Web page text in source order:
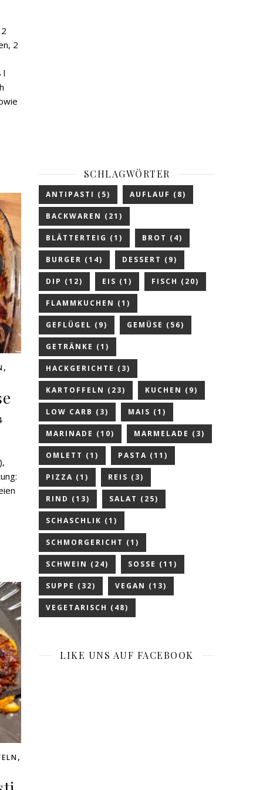
2
l
,
,
SCHLAGWÖRTER
ANTIPASTI (5) AUFLAUF (8)
BACKWAREN (21)
BLÄTTERTEIG (1) BROT (4)
BURGER (14) DESSERT (9)
DIP (12) EIS (1) FISCH (20)
FLAMMKUCHEN (1)
GEFLÜGEL (9) GEMÜSE (56)
GETRÄNKE (1)
HACKGERICHTE (3)
KARTOFFELN (23) KUCHEN (9)
LOW CARB (3) MAIS (1)
MARINADE (10) MARMELADE (3)
OMLETT (1) PASTA (11)
PIZZA (1) REIS (3)
RIND (13) SALAT (25)
SCHASCHLIK (1)
SCHMORGERICHT (1)
SCHWEIN (24) SOSSE (11)
SUPPE (32) VEGAN (13)
VEGETARISCH (48)
LIKE UNS AUF FACEBOOK